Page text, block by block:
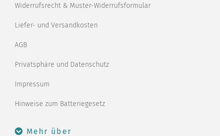
Widerrufsrecht & Muster-Widerrufsformular
Liefer- und Versandkosten
AGB
Privatsphäre und Datenschutz
Impressum
Hinweise zum Batteriegesetz
Mehr über